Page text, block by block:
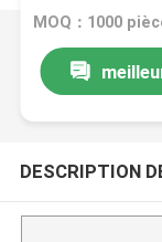
utilisé dans
pu chauffants
MOQ：1000
DESCRIPTION